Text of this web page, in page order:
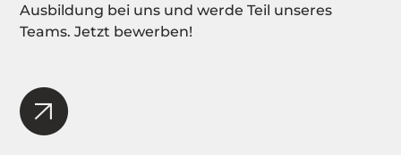
Ausbildung bei uns und werde Teil unseres
Teams. Jetzt bewerben!